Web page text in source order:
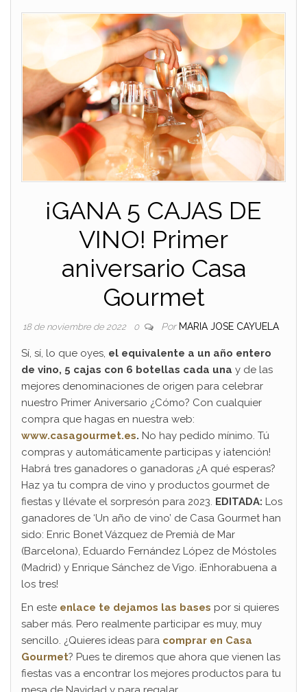
¡GANA 5 CAJAS DE
VINO! Primer
aniversario Casa
Gourmet
18 de noviembre de 2022 0 Por MARIA JOSE CAYUELA
Sí, sí, lo que oyes, el equivalente a un año entero
de vino, 5 cajas con 6 botellas cada una y de las
mejores denominaciones de origen para celebrar
nuestro Primer Aniversario ¿Cómo? Con cualquier
compra que hagas en nuestra web:
www.casagourmet.es. No hay pedido mínimo. Tú
compras y automáticamente participas y ¡atención!
Habrá tres ganadores o ganadoras ¿A qué esperas?
Haz ya tu compra de vino y productos gourmet de
fiestas y llévate el sorpresón para 2023. EDITADA: Los
ganadores de ‘Un año de vino’ de Casa Gourmet han
sido: Enric Bonet Vázquez de Premià de Mar
(Barcelona), Eduardo Fernández López de Móstoles
(Madrid) y Enrique Sánchez de Vigo. ¡Enhorabuena a
los tres!
En este enlace te dejamos las bases por si quieres
saber más. Pero realmente participar es muy, muy
sencillo. ¿Quieres ideas para comprar en Casa
Gourmet? Pues te diremos que ahora que vienen las
fiestas vas a encontrar los mejores productos para tu